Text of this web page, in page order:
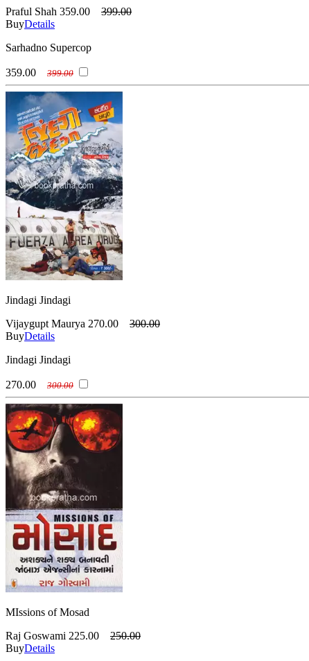
Praful Shah 359.00
399.00
BuyDetails
Sarhadno Supercop
359.00 399.00
Jindagi Jindagi
Vijaygupt Maurya 270.00
300.00
BuyDetails
Jindagi Jindagi
270.00 300.00
MIssions of Mosad
Raj Goswami 225.00
250.00
BuyDetails